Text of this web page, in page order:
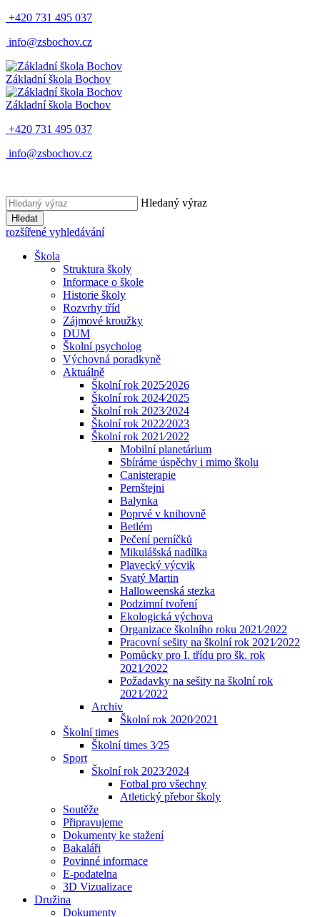
+420 731 495 037
info@zsbochov.cz
Základní škola Bochov
Základní škola Bochov
+420 731 495 037
info@zsbochov.cz
Hledaný výraz
Hledat
rozšířené vyhledávání
Škola
Struktura školy
Informace o škole
Historie školy
Rozvrhy tříd
Zájmové kroužky
DUM
Školní psycholog
Výchovná poradkyně
Aktuálně
Školní rok 2025⁄2026
Školní rok 2024⁄2025
Školní rok 2023⁄2024
Školní rok 2022⁄2023
Školní rok 2021⁄2022
Mobilní planetárium
Sbíráme úspěchy i mimo školu
Canisterapie
Pernštejni
Balynka
Poprvé v knihovně
Betlém
Pečení perníčků
Mikulášská nadílka
Plavecký výcvik
Svatý Martin
Halloweenská stezka
Podzimní tvoření
Ekologická výchova
Organizace školního roku 2021⁄2022
Pracovní sešity na školní rok 2021⁄2022
Pomůcky pro I. třídu pro šk. rok
2021⁄2022
Požadavky na sešity na školní rok
2021⁄2022
Archiv
Školní rok 2020⁄2021
Školní times
Školní times 3⁄25
Sport
Školní rok 2023⁄2024
Fotbal pro všechny
Atletický přebor školy
Soutěže
Připravujeme
Dokumenty ke stažení
Bakaláři
Povinné informace
E-podatelna
3D Vizualizace
Družina
Dokumenty